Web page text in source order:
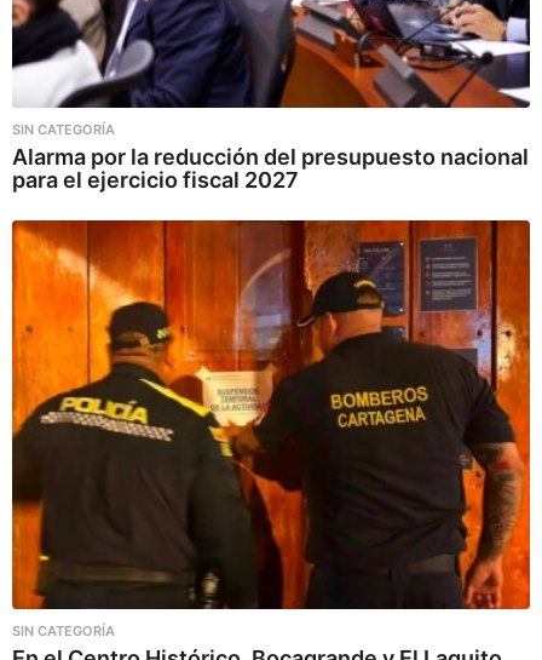
SIN CATEGORÍA
Alarma por la reducción del presupuesto nacional
para el ejercicio fiscal 2027
SIN CATEGORÍA